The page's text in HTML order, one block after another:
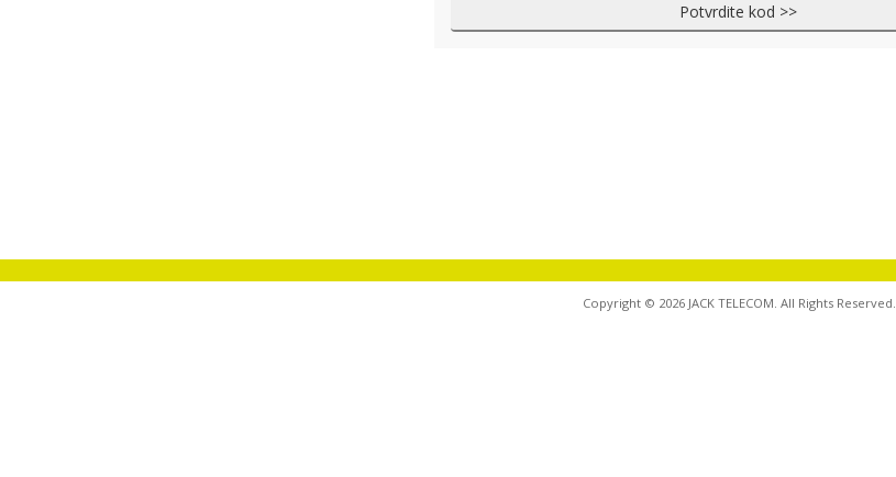
Potvrdite kod >>
Copyright © 2026 JACK TELECOM. All Rights Reserved.